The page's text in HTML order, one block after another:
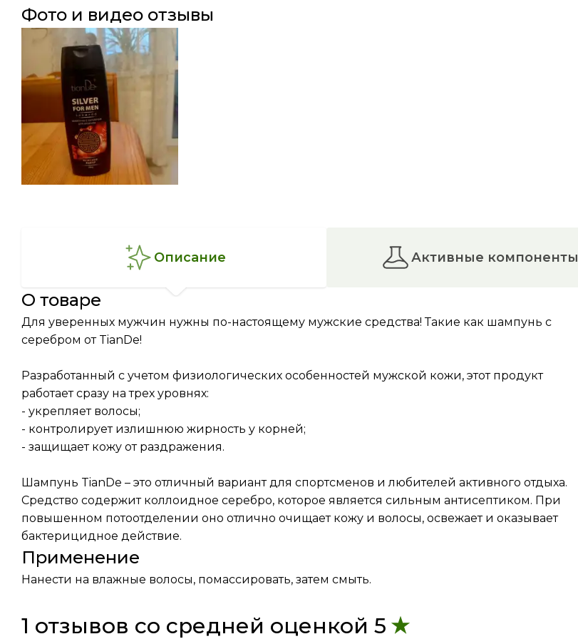
фото и видео отзывы
описание активные компоненты
о товаре
Для уверенных мужчин нужны по-настоящему мужские средства! Такие как шампунь с
серебром от TianDe!
Разработанный с учетом физиологических особенностей мужской кожи, этот продукт
работает сразу на трех уровнях:
- укрепляет волосы;
- контролирует излишнюю жирность у корней;
- защищает кожу от раздражения.
Шампунь TianDe – это отличный вариант для спортсменов и любителей активного отдыха.
Средство содержит коллоидное серебро, которое является сильным антисептиком. При
повышенном потоотделении оно отлично очищает кожу и волосы, освежает и оказывает
бактерицидное действие.
Применение
Нанести на влажные волосы, помассировать, затем смыть.
1 отзывов со средней оценкой 5